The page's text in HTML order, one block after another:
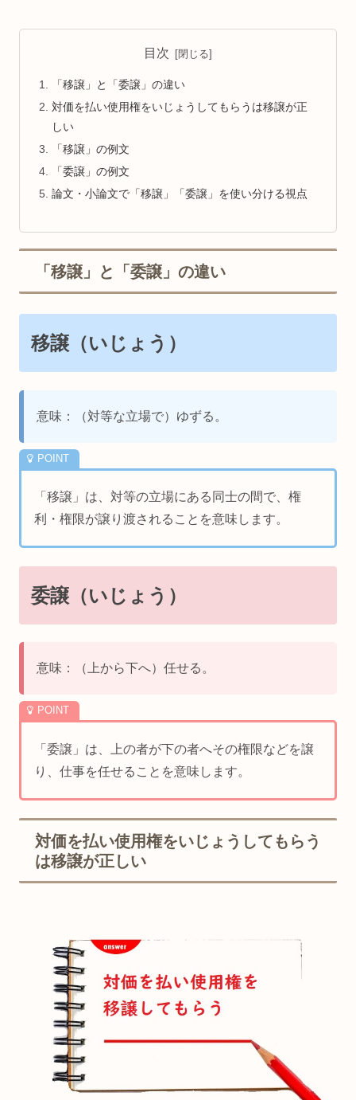
目次
「移譲」と「委譲」の違い
対価を払い使用権をいじょうしてもらうは移譲が正
しい
「移譲」の例文
「委譲」の例文
論文・小論文で「移譲」「委譲」を使い分ける視点
「移譲」と「委譲」の違い
移譲（いじょう）
意味：（対等な立場で）ゆずる。
「移譲」は、対等の立場にある同士の間で、権
利・権限が譲り渡されることを意味します。
委譲（いじょう）
意味：（上から下へ）任せる。
「委譲」は、上の者が下の者へその権限などを譲
り、仕事を任せることを意味します。
対価を払い使用権をいじょうしてもらう
は移譲が正しい